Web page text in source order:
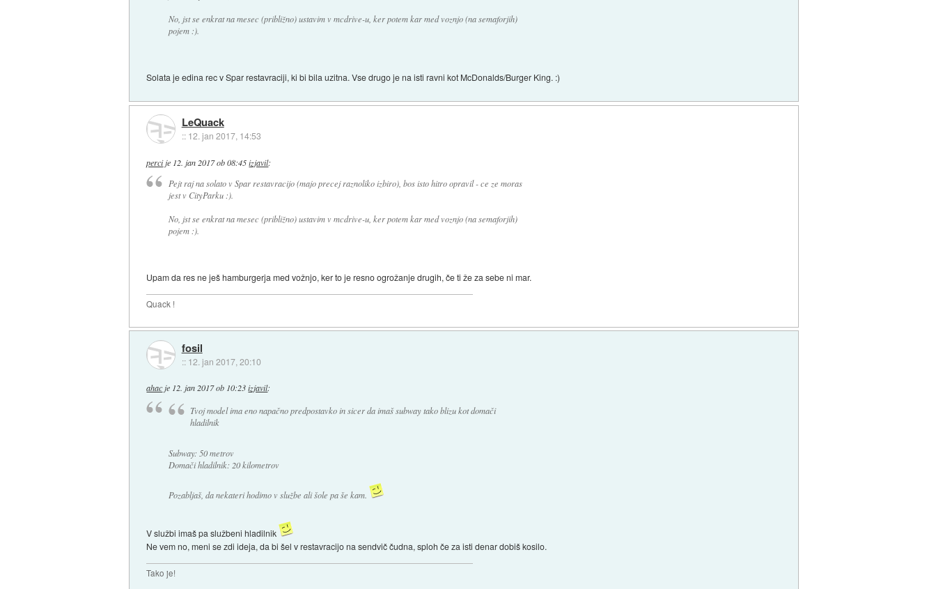
No, jst se enkrat na mesec (približno) ustavim v mcdrive-u, ker potem kar med voznjo (na semaforjih)
pojem :).
Solata je edina rec v Spar restavraciji, ki bi bila uzitna. Vse drugo je na isti ravni kot McDonalds/Burger King. :)
LeQuack
:: 12. jan 2017, 14:53
percije 12. jan 2017 ob 08:45 izjavil:
Pejt raj na solato v Spar restavracijo (majo precej raznoliko izbiro), bos isto hitro opravil - ce ze moras
jest v CityParku :).
No, jst se enkrat na mesec (približno) ustavim v mcdrive-u, ker potem kar med voznjo (na semaforjih)
pojem :).
Upam da res ne ješ hamburgerja med vožnjo, ker to je resno ogrožanje drugih, če ti že za sebe ni mar.
Quack !
fosil
:: 12. jan 2017, 20:10
ahacje 12. jan 2017 ob 10:23 izjavil:
Tvoj model ima eno napačno predpostavko in sicer da imaš subway tako blizu kot domači
hladilnik
Subway: 50 metrov
Domači hladilnik: 20 kilometrov
Pozabljaš, da nekateri hodimo v službe ali šole pa še kam.
V službi imaš pa službeni hladilnik
Ne vem no, meni se zdi ideja, da bi šel v restavracijo na sendvič čudna, sploh če za isti denar dobiš kosilo.
Tako je!